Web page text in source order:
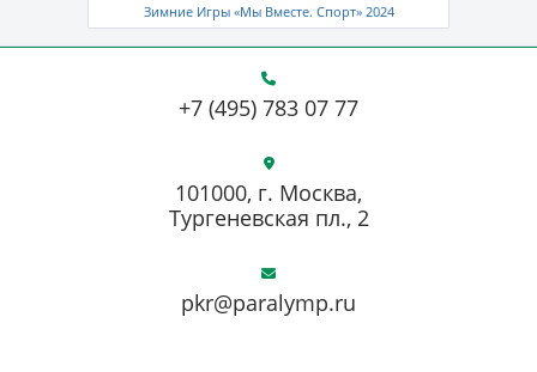
Зимние Игры «Мы Вместе. Спорт» 2024
+7 (495) 783 07 77
pkr@paralymp.ru
101000, г. Москва,
Тургеневская пл., 2